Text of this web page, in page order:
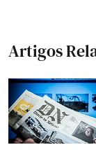
Artigos